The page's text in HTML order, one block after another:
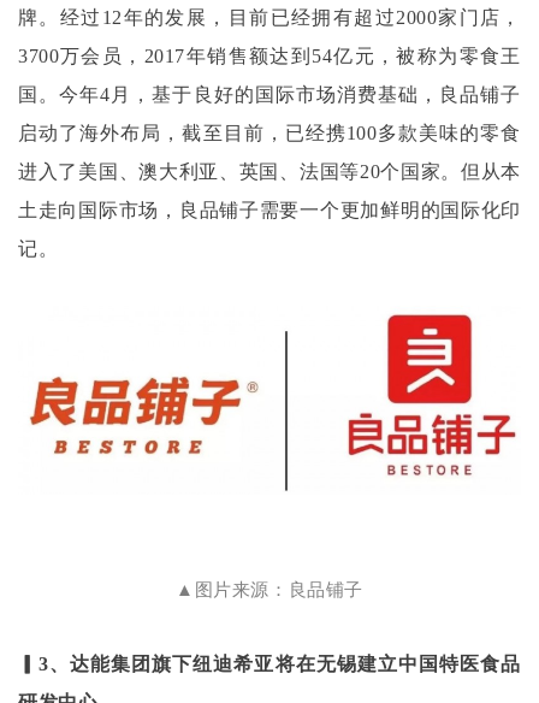
牌。经过12年的发展，目前已经拥有超过2000家门店，
3700万会员，2017年销售额达到54亿元，被称为零食王
国。今年4月，基于良好的国际市场消费基础，良品铺子
启动了海外布局，截至目前，已经携100多款美味的零食
进入了美国、澳大利亚、英国、法国等20个国家。但从本
土走向国际市场，良品铺子需要一个更加鲜明的国际化印
记。
▲图片来源：良品铺子
▎3、达能集团旗下纽迪希亚将在无锡建立中国特医食品